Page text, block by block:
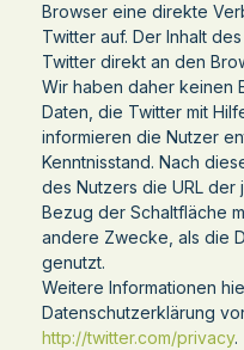
Browser eine direkte
Twitter auf. Der Inhalt
Twitter direkt an den
Wir haben daher keinen
Daten, die Twitter mit
informieren die Nutzer
Kenntnisstand. Nach
des Nutzers die URL
Bezug der Schaltfläche
andere Zwecke, als die
genutzt.
Weitere Informationen
Datenschutzerklärung
http://twitter.com/privacy.